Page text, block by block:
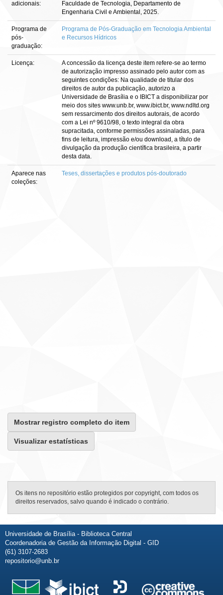
adicionais:
Faculdade de Tecnologia, Departamento de
Engenharia Civil e Ambiental, 2025.
Programa de
pós-
graduação:
Programa de Pós-Graduação em Tecnologia Ambiental
e Recursos Hídricos
Licença:
A concessão da licença deste item refere-se ao termo
de autorização impresso assinado pelo autor com as
seguintes condições: Na qualidade de titular dos
direitos de autor da publicação, autorizo a
Universidade de Brasília e o IBICT a disponibilizar por
meio dos sites www.unb.br, www.ibict.br, www.ndltd.org
sem ressarcimento dos direitos autorais, de acordo
com a Lei nº 9610/98, o texto integral da obra
supracitada, conforme permissões assinaladas, para
fins de leitura, impressão e/ou download, a título de
divulgação da produção científica brasileira, a partir
desta data.
Aparece nas
coleções:
Teses, dissertações e produtos pós-doutorado
Mostrar registro completo do item
Visualizar estatísticas
Os itens no repositório estão protegidos por copyright, com todos os
direitos reservados, salvo quando é indicado o contrário.
Universidade de Brasília - Biblioteca Central
Coordenadoria de Gestão da Informação Digital - GID
(61) 3107-2683
repositorio@unb.br